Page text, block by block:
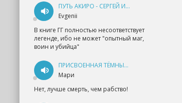
ПУТЬ АКИРО - СЕРГЕЙ ИЗМАЙЛОВ
Evgenii
В книге ГГ полностью несоответствует
легенде, ибо не может "опытный маг,
воин и убийца"
ПРИСВОЕННАЯ ТЁМНЫМ. ПРОКЛЯТАЯ ЛЮБОВЬ - АННА ГЕРР
Мари
Нет, лучше смерть, чем рабство!